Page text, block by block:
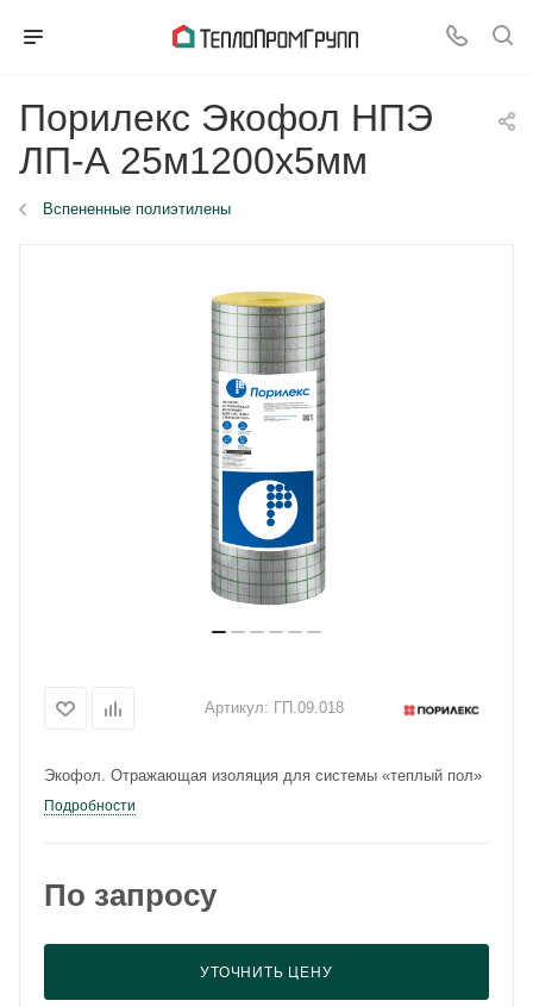
Порилекс Экофол НПЭ
ЛП-А 25м1200x5мм
Вспененные полиэтилены
Артикул: ГП.09.018
Экофол. Отражающая изоляция для системы «теплый пол»
Подробности
По запросу
УТОЧНИТЬ ЦЕНУ